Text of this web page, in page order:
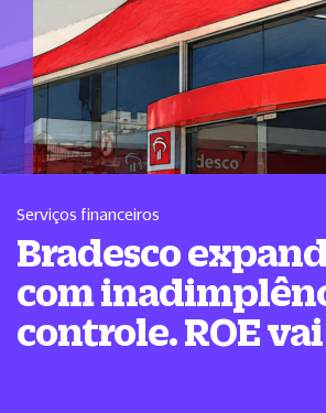
Serviços financeiros
Bradesco
com
controle. ROE vai